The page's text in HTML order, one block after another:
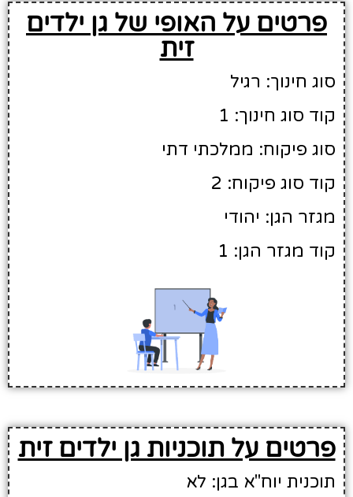
פרטים על האופי של גן ילדים
זית
סוג חינוך: רגיל
קוד סוג חינוך: 1
סוג פיקוח: ממלכתי דתי
קוד סוג פיקוח: 2
מגזר הגן: יהודי
קוד מגזר הגן: 1
פרטים על תוכניות גן ילדים זית
תוכנית יוח"א בגן: לא